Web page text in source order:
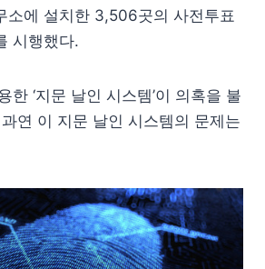
소에 설치한 3,506곳의 사전투표
시행했다.
한 ‘지문 날인 시스템’이 의혹을 불
연 이 지문 날인 시스템의 문제는